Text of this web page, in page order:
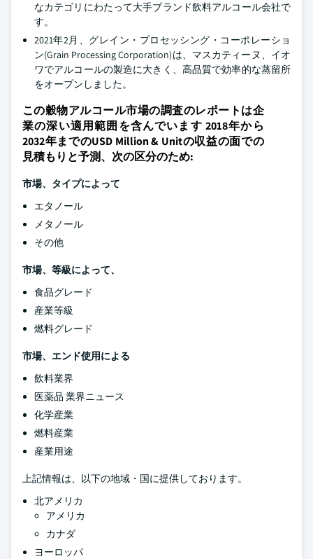
なカテゴリにわたって大手ブランド飲料アルコール会社で
す。
2021年2月、グレイン・プロセッシング・コーポレーショ
ン(Grain Processing Corporation)は、マスカティーヌ、イオ
ワでアルコールの製造に大きく、高品質で効率的な蒸留所
をオープンしました。
この穀物アルコール市場の調査のレポートは企
業の深い適用範囲を含んでいます 2018年から
2032年までのUSD Million & Unitの収益の面での
見積もりと予測、次の区分のため:
市場、タイプによって
エタノール
メタノール
その他
市場、等級によって、
食品グレード
産業等級
燃料グレード
市場、エンド使用による
飲料業界
医薬品 業界ニュース
化学産業
燃料産業
産業用途
上記情報は、以下の地域・国に提供しております。
北アメリカ
アメリカ
カナダ
ヨーロッパ